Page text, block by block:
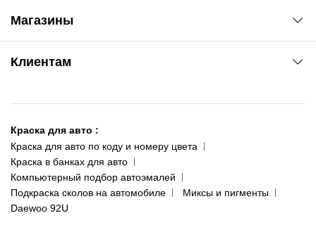
Магазины
ул. Рабочая, 2-а
093 611-39-23
(ориентир: Интайм №40)
Одесса
пр-т Акад. Глушко, 29
066 554-97-70
Клиентам
Доставка и оплата
Сотрудничество
Наши публикации
Публичная оферта
Политика конфиденциальности
Краска для авто :
Краска для авто по коду и номеру цвета
Краска в банках для авто
Компьютерный подбор автоэмалей
Подкраска сколов на автомобиле
Миксы и пигменты
Daewoo 92U